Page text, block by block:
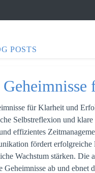
POSTS
für Klarheit und
Selbstreflexion und
effizientes
fördert
Wachstum stärken. Die
Geheimnisse ab und